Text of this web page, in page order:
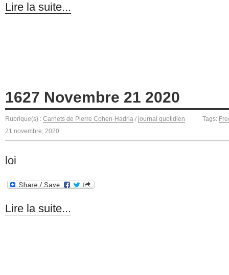
Lire la suite...
1627 Novembre 21 2020
Rubrique(s) : Carnets de Pierre Cohen-Hadria / journal quotidien Tags:
21 novembre, 2020
loi
Lire la suite...